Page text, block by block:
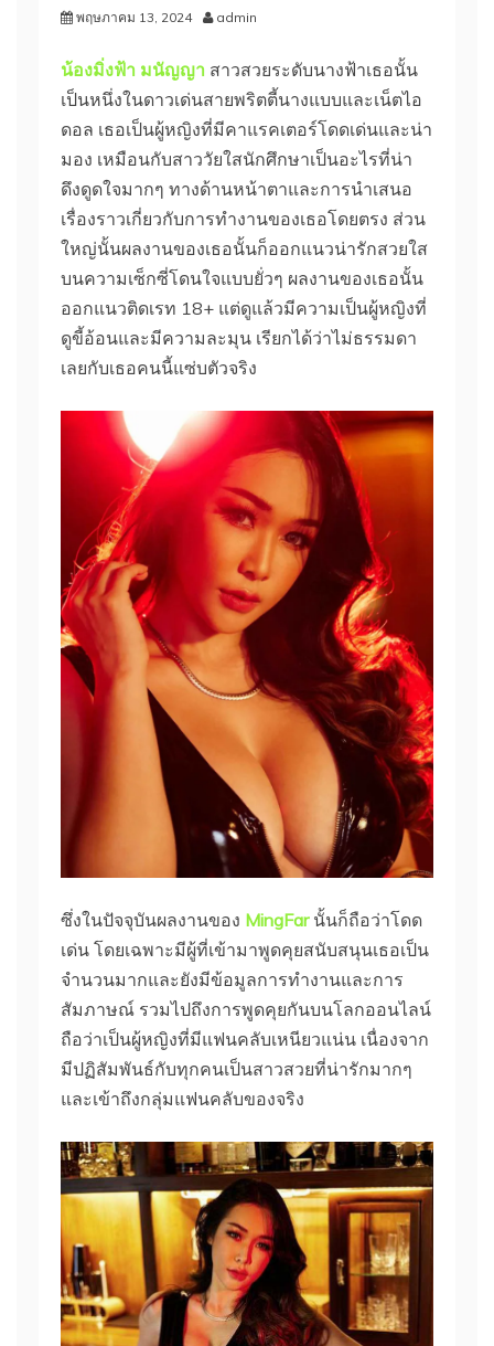
พฤษภาคม 13, 2024 admin
น้องมิ่งฟ้า มนัญญา สาวสวยระดับนางฟ้าเธอนั้น
เป็นหนึ่งในดาวเด่นสายพริตตี้นางแบบและเน็ตไอ
ดอล เธอเป็นผู้หญิงที่มีคาแรคเตอร์โดดเด่นและน่า
มอง เหมือนกับสาววัยใสนักศึกษาเป็นอะไรที่น่า
ดึงดูดใจมากๆ ทางด้านหน้าตาและการนำเสนอ
เรื่องราวเกี่ยวกับการทำงานของเธอโดยตรง ส่วน
ใหญ่นั้นผลงานของเธอนั้นก็ออกแนวน่ารักสวยใส
บนความเซ็กซี่โดนใจแบบยั่วๆ ผลงานของเธอนั้น
ออกแนวติดเรท 18+ แต่ดูแล้วมีความเป็นผู้หญิงที่
ดูขี้อ้อนและมีความละมุน เรียกได้ว่าไม่ธรรมดา
เลยกับเธอคนนี้แซ่บตัวจริง
ซึ่งในปัจจุบันผลงานของ MingFar นั้นก็ถือว่าโดด
เด่น โดยเฉพาะมีผู้ที่เข้ามาพูดคุยสนับสนุนเธอเป็น
จำนวนมากและยังมีข้อมูลการทำงานและการ
สัมภาษณ์ รวมไปถึงการพูดคุยกันบนโลกออนไลน์
ถือว่าเป็นผู้หญิงที่มีแฟนคลับเหนียวแน่น เนื่องจาก
มีปฏิสัมพันธ์กับทุกคนเป็นสาวสวยที่น่ารักมากๆ
และเข้าถึงกลุ่มแฟนคลับของจริง